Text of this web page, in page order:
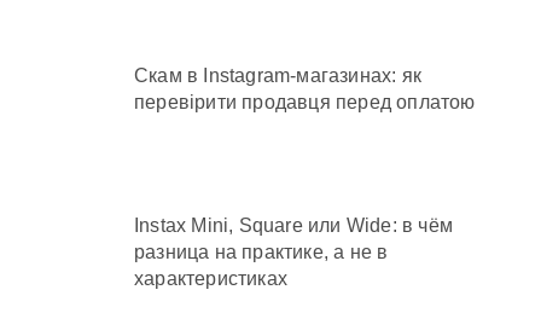
Скам в Instagram-магазинах: як
перевірити продавця перед оплатою
Instax Mini, Square или Wide: в чём
разница на практике, а не в
характеристиках